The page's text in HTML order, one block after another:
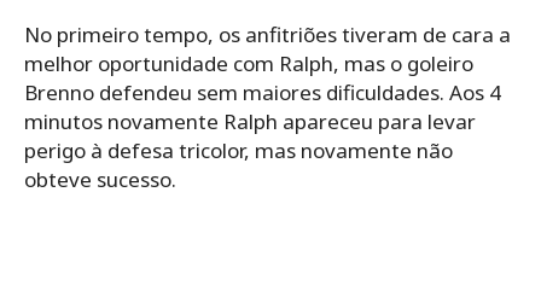
No primeiro tempo, os anfitriões tiveram de cara a
melhor oportunidade com Ralph, mas o goleiro
Brenno defendeu sem maiores dificuldades. Aos 4
minutos novamente Ralph apareceu para levar
perigo à defesa tricolor, mas novamente não
obteve sucesso.